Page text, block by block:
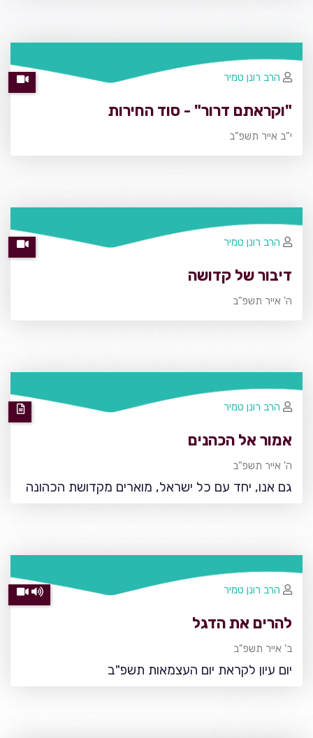
"וקראתם דרור" - סוד החירות
י"ב אייר תשפ"ב
הרב רונן טמיר
דיבור של קדושה
ה' אייר תשפ"ב
הרב רונן טמיר
אמור אל הכהנים
ה' אייר תשפ"ב
גם אנו, יחד עם כל ישראל, מוארים מקדושת הכהונה
הרב רונן טמיר
להרים את הדגל
ב' אייר תשפ"ב
יום עיון לקראת יום העצמאות תשפ"ב
הרב רונן טמיר